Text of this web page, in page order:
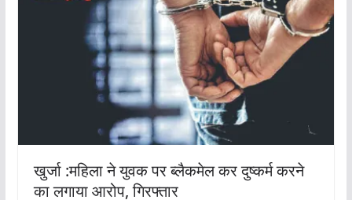
खुर्जा :महिला ने युवक पर ब्लैकमेल कर दुष्कर्म करने
का लगाया आरोप, गिरफ्तार